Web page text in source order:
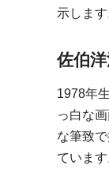
示します
佐伯
1978年
っ白な
な筆致
ています